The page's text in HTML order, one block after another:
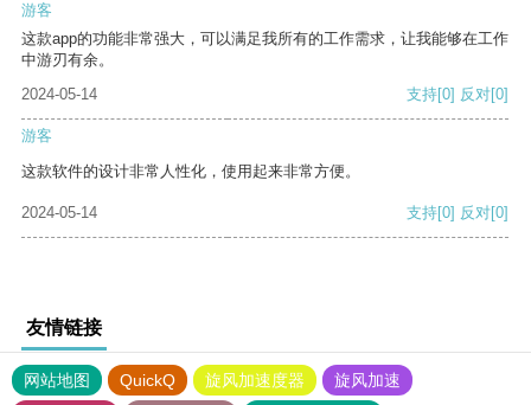
游客
这款app的功能非常强大，可以满足我所有的工作需求，让我能够在工作
中游刃有余。
2024-05-14
支持[0] 反对[0]
游客
这款软件的设计非常人性化，使用起来非常方便。
2024-05-14 支持[0] 反对[0]
友情链接
网站地图 QuickQ 旋风加速度器
旋风加速